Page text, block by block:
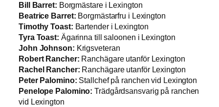
Bill Barret: Borgmästare i Lexington
Beatrice Barret: Borgmästarfru i Lexington
Timothy Toast: Bartender i Lexington
Tyra Toast: Ägarinna till saloonen i Lexington
John Johnson: Krigsveteran
Robert Rancher: Ranchägare utanför Lexington
Rachel Rancher: Ranchägare utanför Lexington
Peter Palomino: Stallchef på ranchen vid Lexington
Penelope Palomino:Trädgårdsansvarig på ranchen
vid Lexington